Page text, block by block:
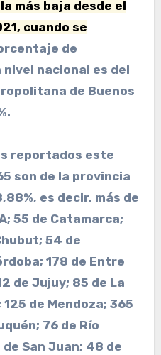
más baja desde el
cuando se
de
nivel nacional es del
de Buenos
reportados este
son de la provincia
es decir, más de
55 de Catamarca;
54 de
178 de Entre
de Jujuy; 85 de La
125 de Mendoza; 365
76 de Río
San Juan; 48 de